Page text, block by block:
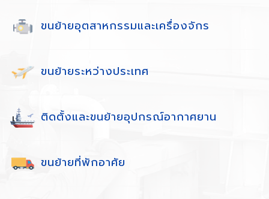
ขนย้ายอุตสาหกรรมและเครื่องจักร
ขนย้ายระหว่างประเทศ
ติดตั้งและขนย้ายอุปกรณ์อากาศยาน
ขนย้ายที่พักอาศัย